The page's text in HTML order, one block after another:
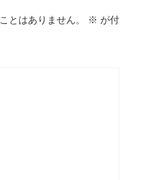
とはありません。 ※ が付